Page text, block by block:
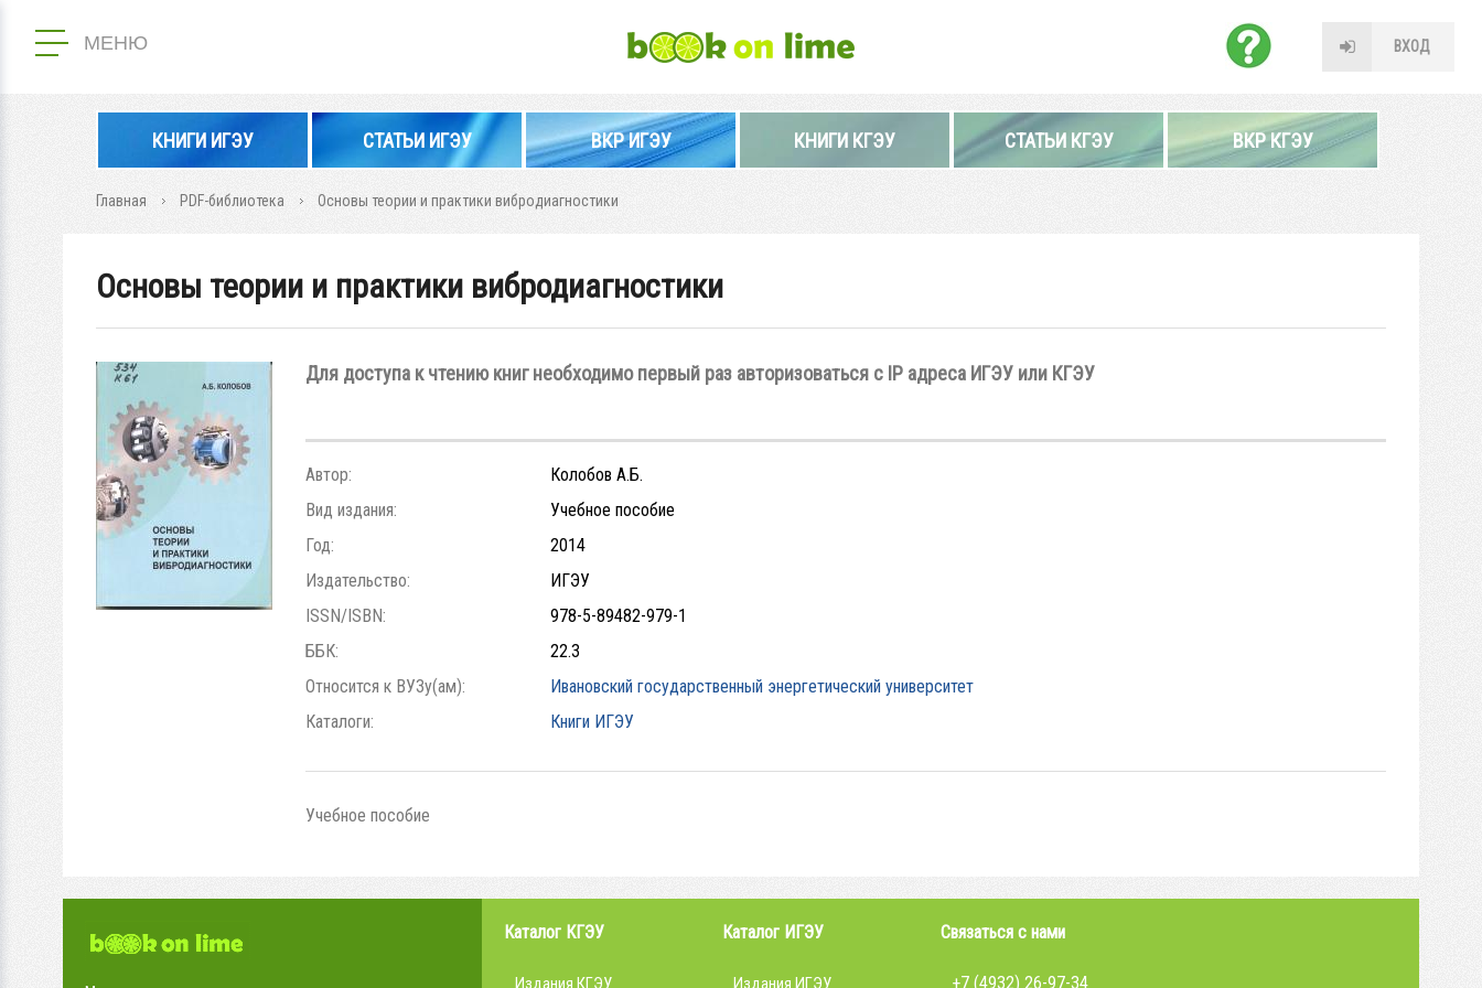
МЕНЮ ВХОД
КНИГИ ИГЭУ СТАТЬИ ИГЭУ ВКР ИГЭУ КНИГИ КГЭУ СТАТЬИ КГЭУ ВКР КГЭУ
Главная PDF-библиотека Основы теории и практики вибродиагностики
Основы теории и практики вибродиагностики
Для доступа к чтению книг необходимо первый раз авторизоваться с IP адреса ИГЭУ или КГЭУ
Автор:
Колобов А.Б.
Вид издания:
Учебное пособие
Год:
2014
Издательство:
ИГЭУ
ISSN/ISBN:
978-5-89482-979-1
ББК:
22.3
Относится к ВУЗу(ам):
Ивановский государственный энергетический университет
Каталоги:
Книги ИГЭУ
Учебное пособие
Каталог КГЭУ
Издания КГЭУ
Каталог ИГЭУ
Издания ИГЭУ
Связаться с нами
+7 (4932) 26-97-34